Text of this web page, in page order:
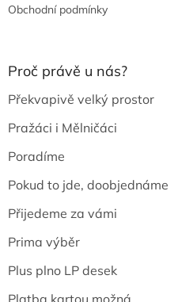
Obchodní podmínky
Proč právě u nás?
Překvapivě velký prostor
Pražáci i Mělničáci
Poradíme
Pokud to jde, doobjednáme
Přijedeme za vámi
Prima výběr
Plus plno LP desek